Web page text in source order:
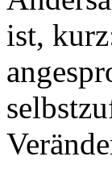
ist,